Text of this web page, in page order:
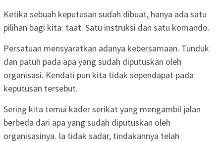
Ketika sebuah keputusan sudah dibuat, hanya ada satu
pilihan bagi kita: taat. Satu instruksi dan satu komando.
Persatuan mensyaratkan adanya kebersamaan. Tunduk
dan patuh pada apa yang sudah diputuskan oleh
organisasi. Kendati pun kita tidak sependapat pada
keputusan tersebut.
Sering kita temui kader serikat yang mengambil jalan
berbeda dari apa yang sudah diputuskan oleh
organisasinya. Ia tidak sadar, tindakannya telah